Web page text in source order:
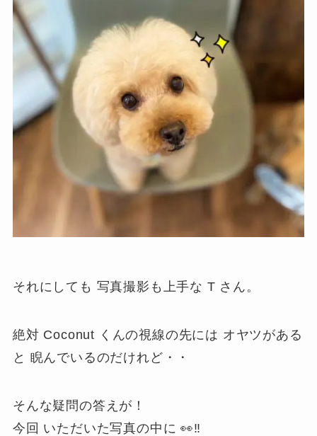
それにしても 写真撮影も上手な T さん。
絶対 Coconut くんの視線の先には オヤツがある
と 睨んでいるのだけれど・・
そんな疑問の答えが！
今回 いただいた写真の中に 👀‼